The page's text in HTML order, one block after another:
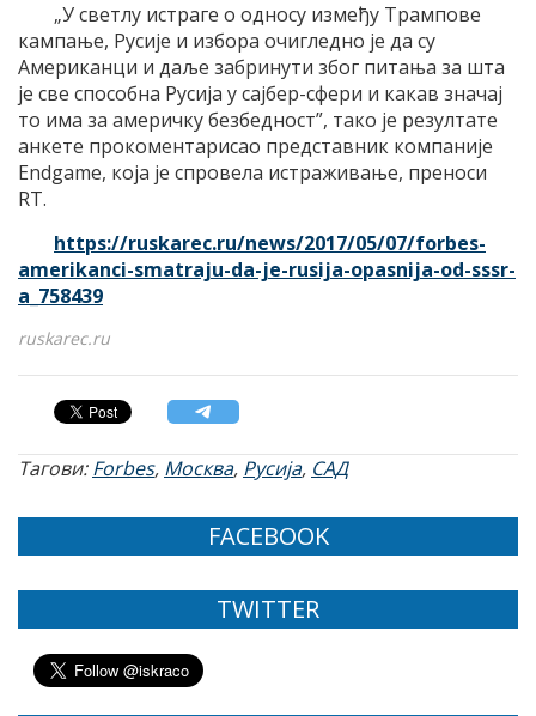
„У светлу истраге о односу између Трампове
кампање, Русије и избора очигледно је да су
Американци и даље забринути због питања за шта
је све способна Русија у сајбер-сфери и какав значај
то има за америчку безбедност”, тако је резултате
анкете прокоментарисао представник компаније
Endgame, која је спровела истраживање, преноси
RT.
https://ruskarec.ru/news/2017/05/07/forbes-
amerikanci-smatraju-da-je-rusija-opasnija-od-sssr-
a_758439
ruskarec.ru
Тагови:Forbes, Москва, Русија, САД
FACEBOOK
TWITTER